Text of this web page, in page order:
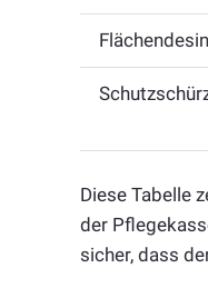
Diese Tabelle
der
sicher, dass